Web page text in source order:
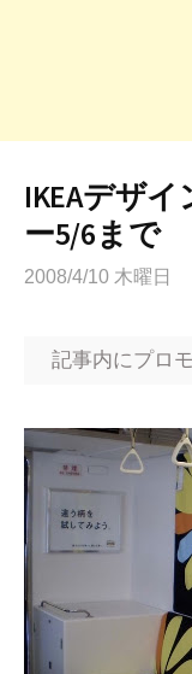
IKEAデザ
ー5/6まで
2008/4/10 木曜日
記事内にプロ